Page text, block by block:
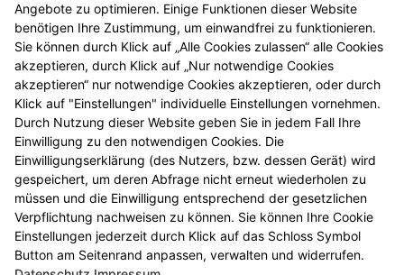
Zum Notdienstkalender
Angebote zu optimieren. Einige Funktionen dieser Website
benötigen Ihre Zustimmung, um einwandfrei zu funktionieren.
Sie können durch Klick auf „Alle Cookies zulassen“ alle Cookies
akzeptieren, durch Klick auf „Nur notwendige Cookies
akzeptieren“ nur notwendige Cookies akzeptieren, oder durch
Klick auf "Einstellungen" individuelle Einstellungen vornehmen.
Durch Nutzung dieser Website geben Sie in jedem Fall Ihre
Einwilligung zu den notwendigen Cookies. Die
Einwilligungserklärung (des Nutzers, bzw. dessen Gerät) wird
gespeichert, um deren Abfrage nicht erneut wiederholen zu
müssen und die Einwilligung entsprechend der gesetzlichen
Verpflichtung nachweisen zu können. Sie können Ihre Cookie
Einstellungen jederzeit durch Klick auf das Schloss Symbol
Button am Seitenrand anpassen, verwalten und widerrufen.